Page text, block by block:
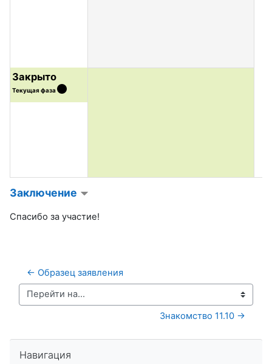
Закрыто
Текущая фаза
Заключение
Спасибо за участие!
← Образец заявления
Перейти на...
Знакомство 11.10 →
Навигация